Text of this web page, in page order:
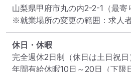
山梨県甲府市丸の内2-2-1 （最
※就業場所の変更の範囲：求人
休日・休暇
完全週休2日制（休日は土日祝日
年間有給休暇10日～20日（下限